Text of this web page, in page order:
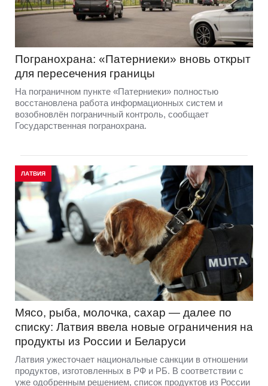
Погранохрана: «Патерниеки» вновь открыт
для пересечения границы
На пограничном пункте «Патерниеки» полностью
восстановлена работа информационных систем и
возобновлён пограничный контроль, сообщает
Государственная погранохрана.
ЛАТВИЯ
Мясо, рыба, молочка, сахар — далее по
списку: Латвия ввела новые ограничения на
продукты из России и Беларуси
Латвия ужесточает национальные санкции в отношении
продуктов, изготовленных в РФ и РБ. В соответствии с
уже одобренным решением, список продуктов из России